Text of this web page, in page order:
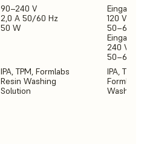
90–240 V
2,0 A 50/60 Hz
50 W
Eingang
120 V
50–60
Eingang
240 V
50–60
IPA, TPM, Formlabs
Resin Washing
Solution
IPA,